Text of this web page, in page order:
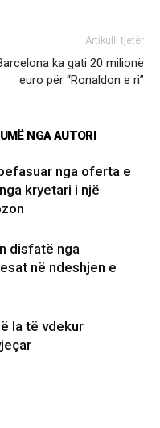
Artikulli tjetër
ka gati 20 milionë
euro për “Ronaldon e ri”
NGA AUTORI
nga oferta e
kryetari i një
disfatë nga
në ndeshjen e
la të vdekur